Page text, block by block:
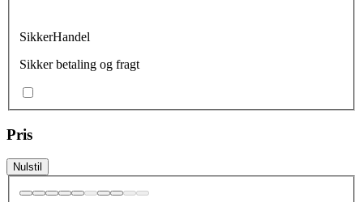
SikkerHandel
Sikker betaling og fragt
Pris
Nulstil